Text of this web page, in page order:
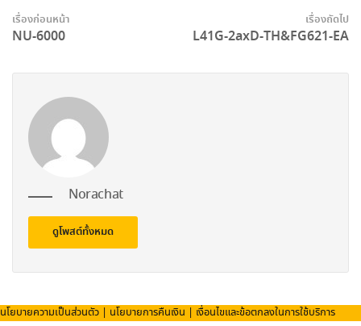
เรื่องก่อนหน้า
NU-6000
เรื่องถัดไป
L41G-2axD-TH&FG621-EA
Norachat
ดูโพสต์ทั้งหมด
นโยบายความเป็นส่วนตัว | นโยบายการคืนเงิน | เงื่อนไขและข้อตกลงในการใช้บริการ